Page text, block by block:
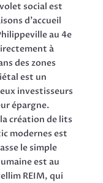
social est
d’accueil
au 4e
à
des zones
est un
investisseurs
épargne.
création de lits
modernes est
le simple
est au
REIM, qui